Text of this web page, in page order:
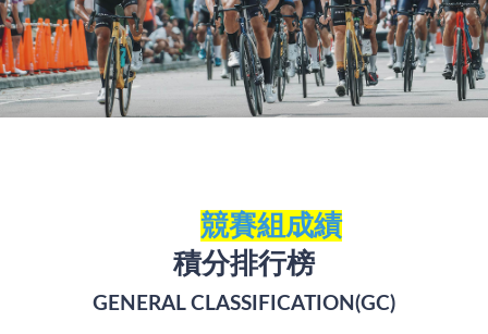
競賽組成績
積分排行榜
GENERAL CLASSIFICATION(GC)